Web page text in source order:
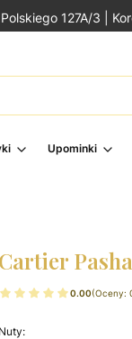
127A/3 |
Upominki
Cartier
0.00(Oceny:
Nuty: